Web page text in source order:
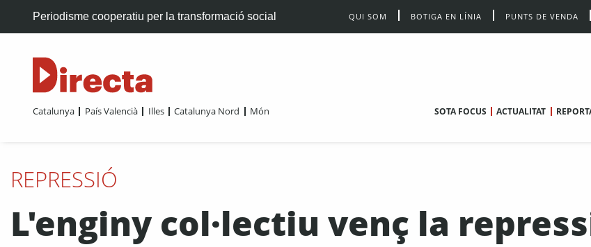
Periodisme cooperatiu per la transformació social QUI SOM BOTIGA EN LÍNIA PUNTS DE VENDA
Catalunya País Valencià Illes Catalunya Nord Món SOTA FOCUS ACTUALITAT
REPRESSIÓ
L'enginy col·lectiu venç la